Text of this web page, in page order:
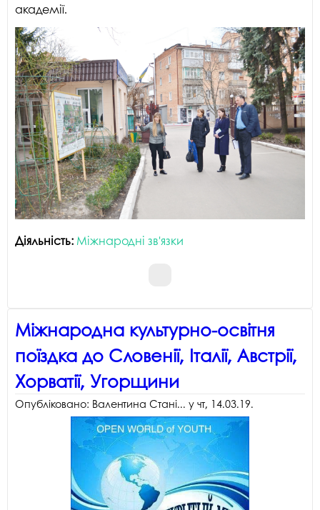
академії.
Діяльність: Міжнародні зв'язки
Міжнародна культурно-освітня
поїздка до Словенії, Італії, Австрії,
Хорватії, Угорщини
Опубліковано: Валентина Стані... у чт, 14.03.19.